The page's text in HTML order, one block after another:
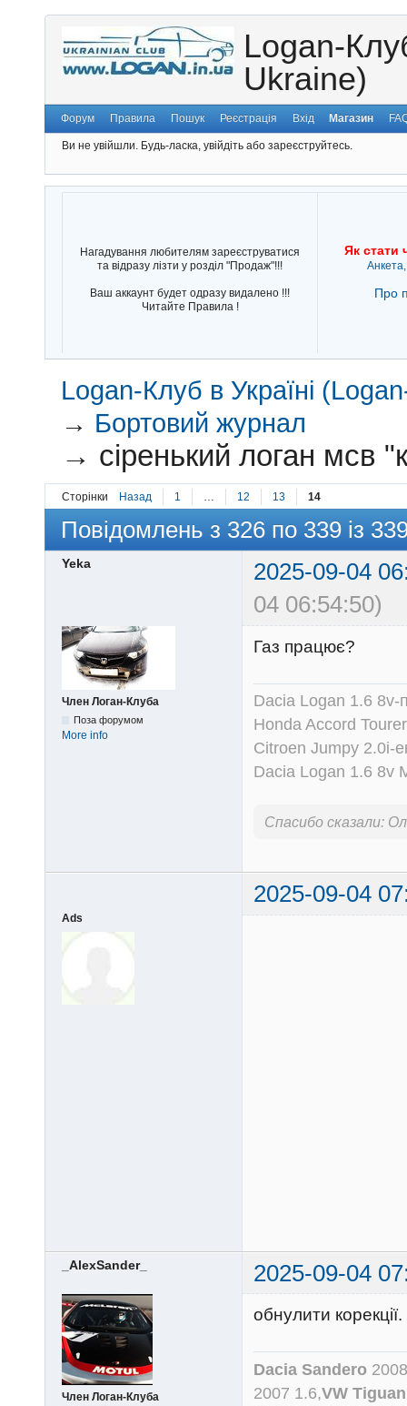
Logan-
Ukraine)
Форум Правила Пошук Реєстрація Вхід Магазин
Ви не увійшли. Будь-ласка, увійдіть або зареєструйтесь.
Нагадування любителям зареєструватися
та відразу лізти у розділ "Продаж"!!!
Ваш аккаунт будет одразу видалено !!!
Читайте Правила !
Як стати
Про
Logan-Клуб в Україні
→ Бортовий журнал
→ сіренький логан мсв
Сторінки Назад 1 12 13 14
Повідомлень з 326 по 339 із
Yeka
2025-09-04
04 06:54:50)
Член Логан-Клуба
Поза форумом
More info
Газ працює?
Dacia Logan 1.6
Honda Accord
Citroen Jumpy 2.0i-
Dacia Logan 1.6 8v
Спасибо сказали:
2025-09-04
Ads
_AlexSander_ 2025-09-04
Член Логан-Клуба
обнулити
Dacia Sandero
2007 1.6,VW